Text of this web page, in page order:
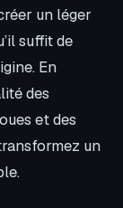
un léger
suffit de
En
des
et des
un